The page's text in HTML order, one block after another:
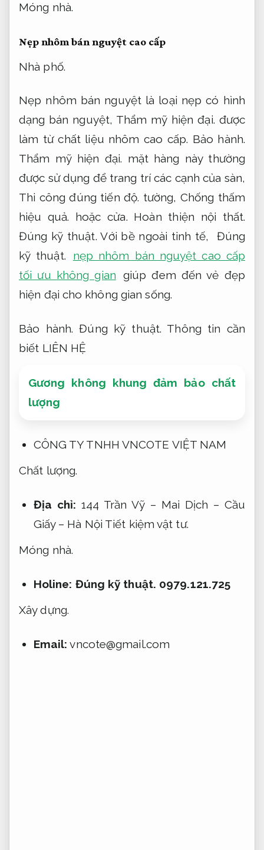
Móng nhà.
Nẹp nhôm bán nguyệt cao cấp
Nhà phố.
Nẹp nhôm bán nguyệt là loại nẹp có hình
dạng bán nguyệt, Thẩm mỹ hiện đại. được
làm từ chất liệu nhôm cao cấp. Bảo hành.
Thẩm mỹ hiện đại. mặt hàng này thường
được sử dụng để trang trí các cạnh của sàn,
Thi công đúng tiến độ. tường, Chống thấm
hiệu quả. hoặc cửa. Hoàn thiện nội thất.
Đúng kỹ thuật. Với bề ngoài tinh tế, Đúng
kỹ thuật.
nẹp nhôm bán nguyệt cao cấp
tối ưu không gian giúp đem đến vẻ đẹp
hiện đại cho không gian sống.
Bảo hành. Đúng kỹ thuật. Thông tin cần
biết LIÊN HỆ
Gương không khung đảm bảo chất
lượng
CÔNG TY TNHH VNCOTE VIỆT NAM
Chất lượng.
Địa chỉ: 144 Trần Vỹ – Mai Dịch – Cầu
Giấy – Hà Nội Tiết kiệm vật tư.
Móng nhà.
Holine: Đúng kỹ thuật. 0979.121.725
Xây dựng.
Email: vncote@gmail.com